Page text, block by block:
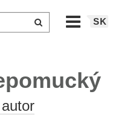
SK